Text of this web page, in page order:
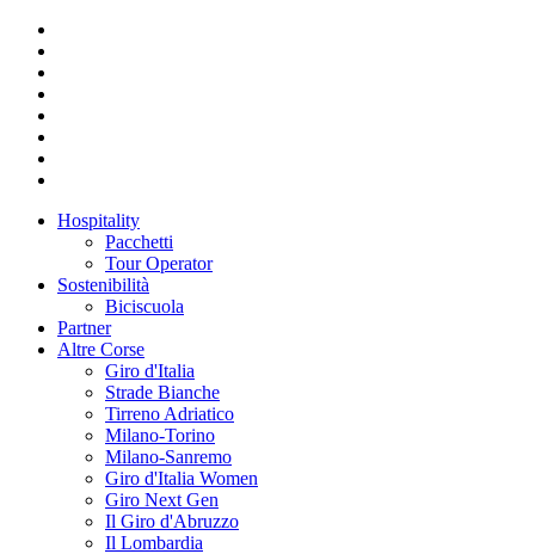
Hospitality
Pacchetti
Tour Operator
Sostenibilità
Biciscuola
Partner
Altre Corse
Giro d'Italia
Strade Bianche
Tirreno Adriatico
Milano-Torino
Milano-Sanremo
Giro d'Italia Women
Giro Next Gen
Il Giro d'Abruzzo
Il Lombardia